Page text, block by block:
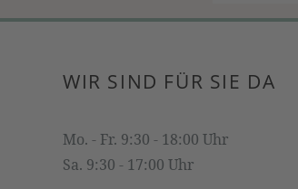
WIR SIND FÜR SIE DA
Mo. - Fr. 9:30 - 18:00 Uhr
Sa. 9:30 - 17:00 Uhr